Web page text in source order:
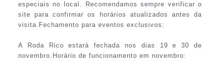
especiais no local. Recomendamos sempre verificar o
site para confirmar os horários atualizados antes da
visita.Fechamento para eventos exclusivos:
A Roda Rico estará fechada nos dias 19 e 30 de
novembro.Horário de funcionamento em novembro: